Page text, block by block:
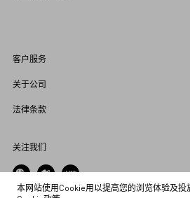
客户服务
关于公司
法律条款
关注我们
本网站使用Cookie用以提高您的浏览体验及